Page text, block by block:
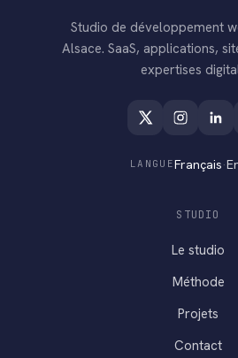
Studio de développement
Alsace. SaaS, applications,
expertises
LANGUEFrançais·
STUDIO
Le studio
Méthode
Projets
Contact